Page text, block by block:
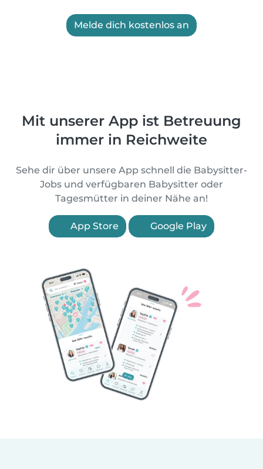
Melde dich kostenlos an
Mit unserer App ist Betreuung
immer in Reichweite
Sehe dir über unsere App schnell die Babysitter-
Jobs und verfügbaren Babysitter oder
Tagesmütter in deiner Nähe an!
App Store Google Play